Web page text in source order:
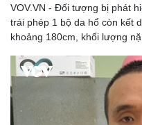
VOV.VN - Đối tượng bị phát
trái phép 1 bộ da hổ còn kết
khoảng 180cm, khối lượng